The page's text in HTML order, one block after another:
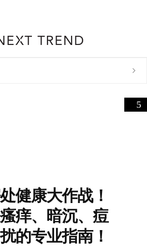
健康大作战！
痒、暗沉、痘
的专业指南！